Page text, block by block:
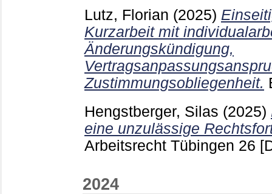
Lutz, Florian (2025)
Kurzarbeit mit
Änderungskündigung,
Zustimmungsobliegenheit.
Hengstberger, Silas (2025)
eine unzulässige
Arbeitsrecht Tübingen 26
2024